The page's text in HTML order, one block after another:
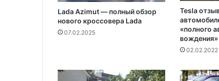
ф
т
ь
б
т
Lada Azimut — полный обзор
нового кроссовера Lada
07.02.2025
Tesla
«полного
вождения»
02.02.2022